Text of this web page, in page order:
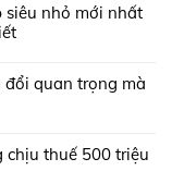
siêu nhỏ mới nhất
đổi quan trọng mà
chịu thuế 500 triệu